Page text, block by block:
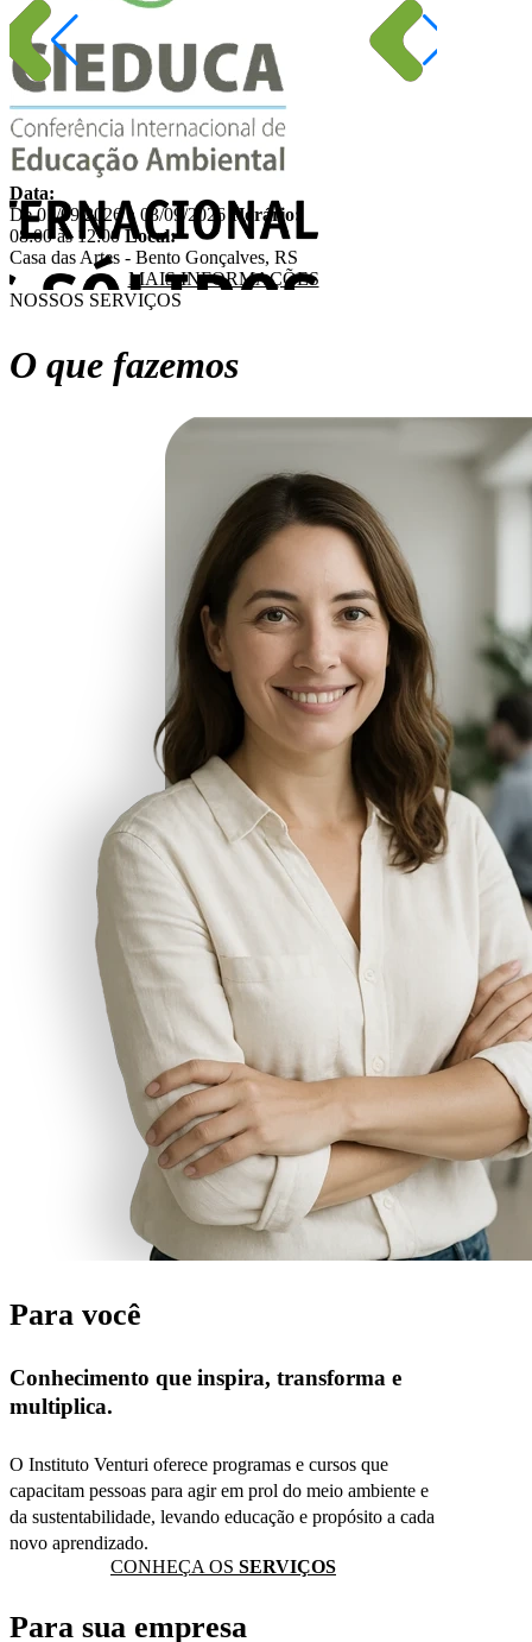
Data:
De 01/09/2026 a 03/09/2026 Horário:
08:00 às 12:00 Local:
Casa das Artes - Bento Gonçalves, RS
MAIS INFORMAÇÕES
NOSSOS SERVIÇOS
O que fazemos
Para você
Conhecimento que inspira, transforma e
multiplica.
O Instituto Venturi oferece programas e cursos que
capacitam pessoas para agir em prol do meio ambiente e
da sustentabilidade, levando educação e propósito a cada
novo aprendizado.
CONHEÇA OS SERVIÇOS
Para sua empresa